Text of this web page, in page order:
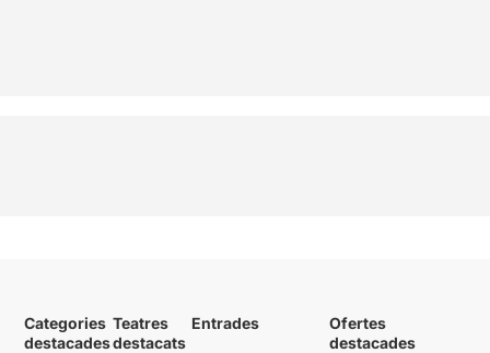
Categories
destacades
Teatres
destacats
Entrades
Ofertes
destacades